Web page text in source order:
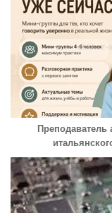
Преподаватель